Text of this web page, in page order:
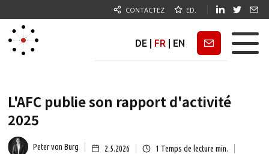
CONTACTEZ ED.
DE FR EN Newsletter
L'AFC publie son rapport d'activité
2025
Peter von Burg 2.5.2026 1 Temps de lecture min.